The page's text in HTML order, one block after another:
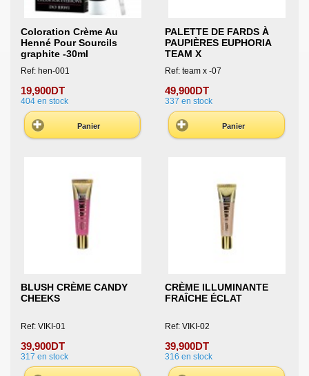
Coloration Crème Au
Henné Pour Sourcils
graphite -30ml
Ref: hen-001
19,900DT
404 en stock
Panier
PALETTE DE FARDS À
PAUPIÈRES EUPHORIA
TEAM X
Ref: team x -07
49,900DT
337 en stock
Panier
BLUSH CRÈME CANDY
CHEEKS
Ref: VIKI-01
39,900DT
317 en stock
CRÈME ILLUMINANTE
FRAÎCHE ÉCLAT
Ref: VIKI-02
39,900DT
316 en stock